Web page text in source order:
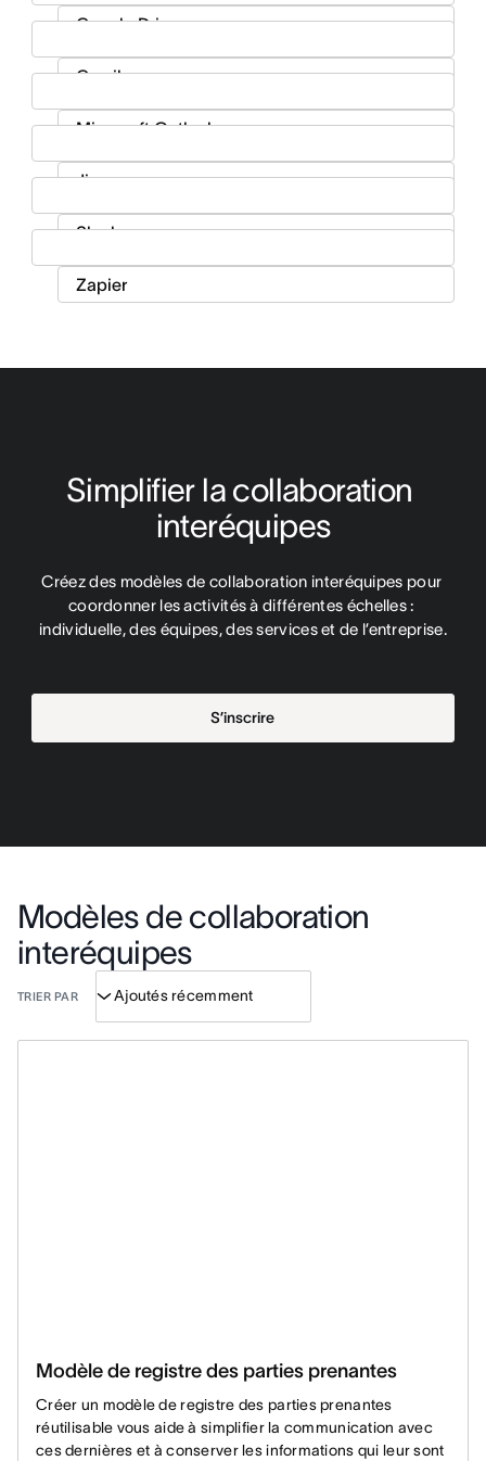
Simplifier la collaboration
interéquipes
Créez des modèles de collaboration interéquipes pour
coordonner les activités à différentes échelles :
individuelle, des équipes, des services et de l’entreprise.
S’inscrire
Modèles de collaboration
interéquipes
TRIER PAR
Modèle de registre des parties prenantes
Créer un modèle de registre des parties prenantes
réutilisable vous aide à simplifier la communication avec
ces dernières et à conserver les informations qui leur sont